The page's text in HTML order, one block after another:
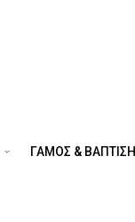
ΓΑΜΟΣ & ΒΑΠΤΙΣΗ